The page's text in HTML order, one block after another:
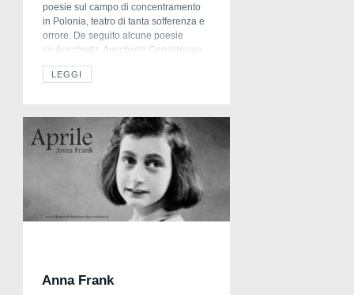
poesie sul campo di concentramento
in Polonia, teatro di tanta sofferenza e
orrore. De seguito alcune poesie
su Auschwitz. Auschwitz Considerare
ogni parola su gli oggetti su gli occhiali
su le scarpe su i capelli tagliati su le
dolore documenti d’orrore le scatole
[…]
LEGGI
Anna Frank